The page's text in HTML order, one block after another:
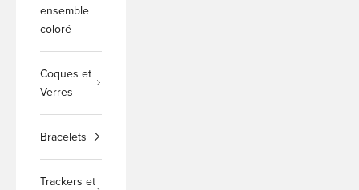
ensemble
coloré
Coques et
Verres
Bracelets
Trackers et